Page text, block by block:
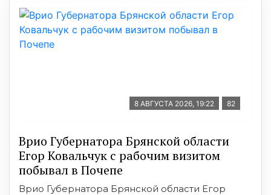
8 АВГУСТА 2026, 19:22 82
Врио Губернатора Брянской области
Егор Ковальчук с рабочим визитом
побывал в Почепе
Врио Губернатора Брянской области Егор